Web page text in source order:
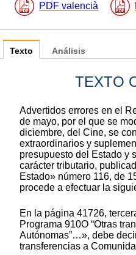
PDF valencià
Texto
TEXTO
Advertidos errores en el
de mayo, por el que se
diciembre, del Cine, se
extraordinarios y
presupuesto del Estado y
carácter tributario,
Estado» número 116, de
procede a efectuar la
En la página 41726,
Programa 910O “Otras
Autónomas”…», debe
transferencias a
Análisis